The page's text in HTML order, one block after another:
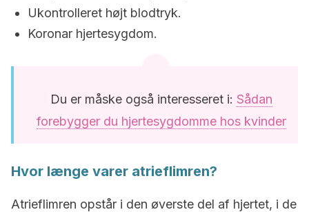
Ukontrolleret højt blodtryk.
Koronar hjertesygdom.
Du er måske også interesseret i: Sådan
forebygger du hjertesygdomme hos kvinder
Hvor længe varer atrieflimren?
Atrieflimren opstår i den øverste del af hjertet, i de